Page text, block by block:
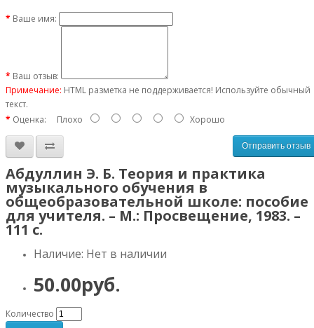
Ваше имя:
Ваш отзыв:
Примечание: HTML разметка не поддерживается! Используйте обычный
текст.
Оценка: Плохо Хорошо
Отправить отзыв
Абдуллин Э. Б. Теория и практика
музыкального обучения в
общеобразовательной школе: пособие
для учителя. – М.: Просвещение, 1983. –
111 с.
Наличие: Нет в наличии
50.00руб.
Количество